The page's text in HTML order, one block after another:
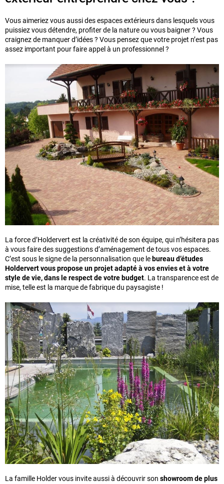
Vous aimeriez vous aussi des espaces extérieurs dans lesquels vous
puissiez vous détendre, profiter de la nature ou vous baigner ? Vous
craignez de manquer d’idées ? Vous pensez que votre projet n’est pas
assez important pour faire appel à un professionnel ?
La force d’Holdervert est la créativité de son équipe, qui n’hésitera pas
à vous faire des suggestions d’aménagement de tous vos espaces.
C’est sous le signe de la personnalisation que le bureau d’études
Holdervert vous propose un projet adapté à vos envieset à votre
style de vie, dans le respect de votre budget. La transparence est de
mise, telle est la marque de fabrique du paysagiste !
La famille Holder vous invite aussi à découvrir son showroom de plus